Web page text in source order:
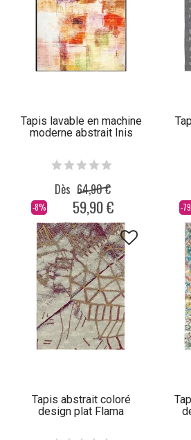
Tapis lavable en machine
moderne abstrait Inis
-8%
Dès 64,90 €
59,90 € -
Tapis abstrait coloré
design plat Flama